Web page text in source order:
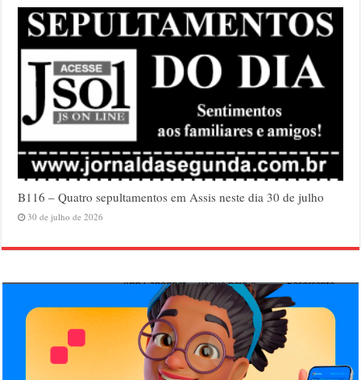
B116 – Quatro sepultamentos em Assis neste dia 30 de julho
30 de julho de 2026